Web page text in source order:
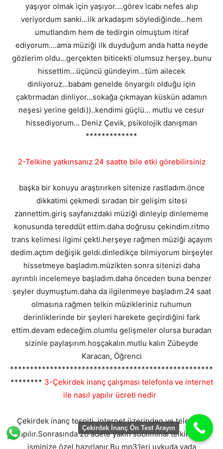
yaşıyor olmak için yaşıyor....görev icabı nefes alıp
veriyordum sanki...ilk arkadaşım söylediğinde...hem
umutlandım hem de tedirgin olmuştum itiraf
ediyorum....ama müziği ilk duyduğum anda hatta neyde
gözlerim oldu...gerçekten biticekti olumsuz herşey..bunu
hissettim...üçüncü gündeyim...tüm ailecek
dinliyoruz...babam genelde önyargılı olduğu için
çaktırmadan dinliyor...sokağa çıkmayan küskün adamın
neşesi yerine geldi))..kendimi güçlü... mutlu ve cesur
hissediyorum... Deniz Çevik, psikolojik danışman
*************
2-Telkine yatkınsanız 24 saatte bile etki görebilirsiniz
başka bir konuyu araştırırken sitenize rastladım.önce
dikkatimi çekmedi sıradan bir gelişim sitesi
zannettim.giriş sayfanızdaki müziği dinleyip dinlememe
konusunda tereddüt ettim.daha doğrusu çekindim.ritmo
trans kelimesi ilgimi çekti.herşeye rağmen müziği açayım
dedim.açtım değişik geldi.dinledikçe bilmiyorum birşeyler
hissetmeye başladım.müzikten sonra sitenizi daha
ayrıntılı incelemeye başladım.daha önceden buna benzer
şeyler duymuştum.daha da ilgilenmeye başladım.24 saat
olmasına rağmen telkin müzikleriniz ruhumun
derinliklerinde bir şeyleri harekete geçirdiğini fark
ettim.devam edeceğim.olumlu gelişmeler olursa buradan
sizinle paylaşırım.hoşçakalın.mutlu kalın Zübeyde
Karacan, Öğrenci
***************************************************
******** 3-Çekirdek inanç çalışması telefonla ve internet
ile nasıl yapılır ücreti nedir
Çekirdek inanç tespiti internet üzerinden ve telefonla
yapılır.Sonrasında 20 adete yakın subliminal telkin mp3
isminize özel hazırlanır.Bu mp3'leri uykuda yada
Çekirdek İnanç Ön Test Arayın